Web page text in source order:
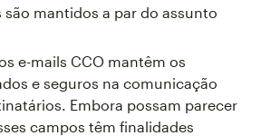
mantidos a par do assunto
e-mails CCO mantêm os
e seguros na comunicação
Embora possam parecer
campos têm finalidades